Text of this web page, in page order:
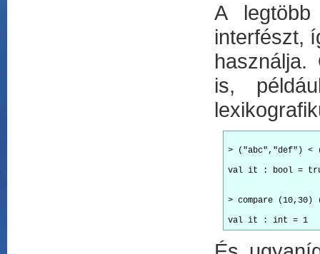
A legtöbb
interfészt,
használja.
is,
> ("abc","def") <
val it : bool =
> compare